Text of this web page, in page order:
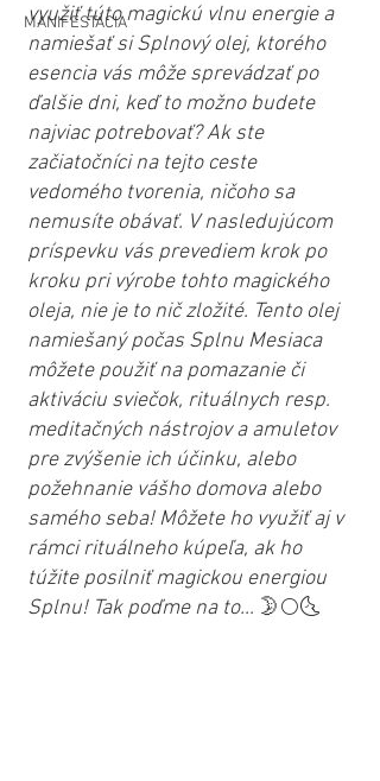
MANIFESTÁCIA
využiť túto magickú vlnu energie a
namiešať si Splnový olej, ktorého
esencia vás môže sprevádzať po
ďalšie dni, keď to možno budete
najviac potrebovať? Ak ste
začiatočníci na tejto ceste
vedomého tvorenia, ničoho sa
nemusíte obávať. V nasledujúcom
príspevku vás prevediem krok po
kroku pri výrobe tohto magického
oleja, nie je to nič zložité. Tento olej
namiešaný počas Splnu Mesiaca
môžete použiť na pomazanie či
aktiváciu sviečok, rituálnych resp.
meditačných nástrojov a amuletov
pre zvýšenie ich účinku, alebo
požehnanie vášho domova alebo
samého seba! Môžete ho využiť aj v
rámci rituálneho kúpeľa, ak ho
túžite posilniť magickou energiou
Splnu! Tak poďme na to... 🌛🌕🌜